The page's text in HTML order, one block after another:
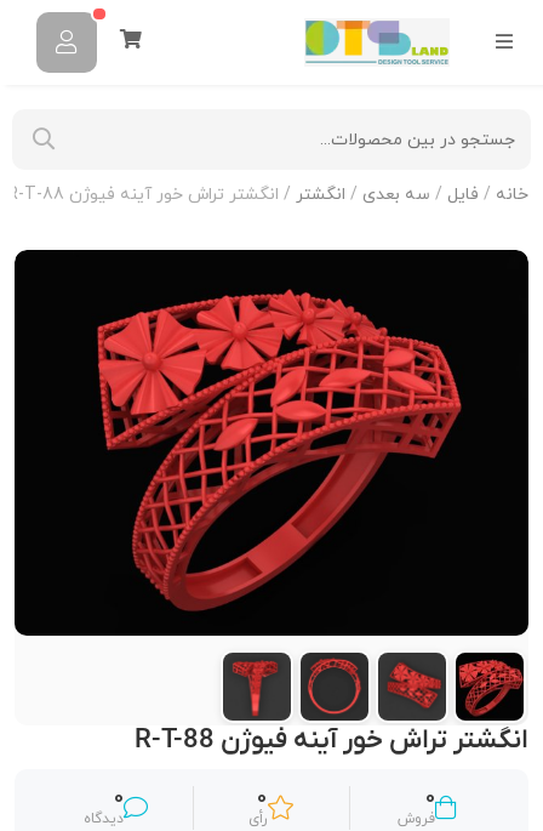
خانه / فایل / سه بعدی / انگشتر / انگشتر تراش خور آینه فیوژن R-T-88
انگشتر تراش خور آینه فیوژن R-T-88
0
فروش
0
رأی
0
دیدگاه